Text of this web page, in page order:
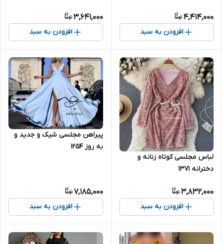
4,414,000
افزودن به سبد
3,641,000
افزودن به سبد
لباس مجلسی کوتاه زنانه و
دخترانه ۱۳۷۱
3,832,000
افزودن به سبد
پیراهن مجلسی شیک و جدید و
به روز ۱۲۵۴
7,185,000
افزودن به سبد